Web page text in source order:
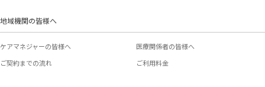
地域機関の皆様へ
ケアマネジャーの皆様へ
医療関係者の皆様へ
ご契約までの流れ
ご利用料金